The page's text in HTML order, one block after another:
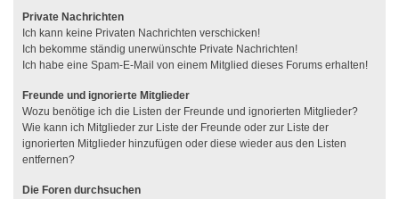
Private Nachrichten
Ich kann keine Privaten Nachrichten verschicken!
Ich bekomme ständig unerwünschte Private Nachrichten!
Ich habe eine Spam-E-Mail von einem Mitglied dieses Forums erhalten!
Freunde und ignorierte Mitglieder
Wozu benötige ich die Listen der Freunde und ignorierten Mitglieder?
Wie kann ich Mitglieder zur Liste der Freunde oder zur Liste der
ignorierten Mitglieder hinzufügen oder diese wieder aus den Listen
entfernen?
Die Foren durchsuchen